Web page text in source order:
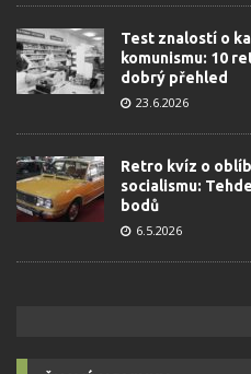
Test znalostí o
komunismu: 10
dobrý přehled
23.6.2026
Retro kvíz o
socialismu:
bodů
6.5.2026